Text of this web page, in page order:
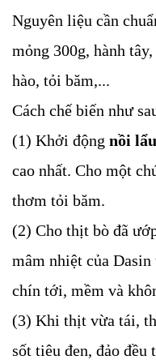
Nguyên liệu cần
mỏng 300g, hành
hào, tỏi băm,...
Cách chế biến như
(1) Khởi động nồi
cao nhất. Cho một
thơm tỏi băm.
(2) Cho thịt bò đã
mâm nhiệt của
chín tới, mềm và
(3) Khi thịt vừa tái,
sốt tiêu đen, đảo đều